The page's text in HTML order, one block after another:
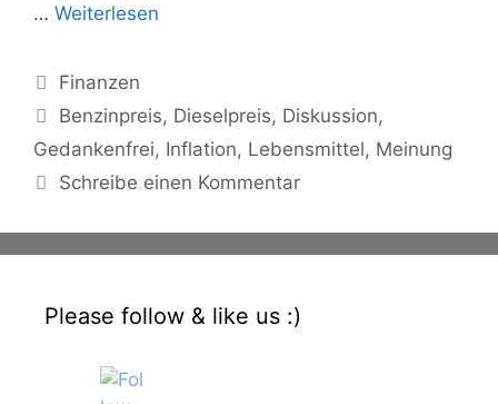
… Weiterlesen
Kategorien
Finanzen
Schlagwörter
Benzinpreis, Dieselpreis, Diskussion,
Gedankenfrei, Inflation, Lebensmittel, Meinung
Schreibe einen Kommentar
Please follow & like us :)